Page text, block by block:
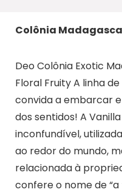
Colônia
Deo Colônia Exotic
Floral Fruity A linha
convida a embarcar
dos sentidos! A
inconfundível,
ao redor do mundo,
relacionada à
confere o nome de